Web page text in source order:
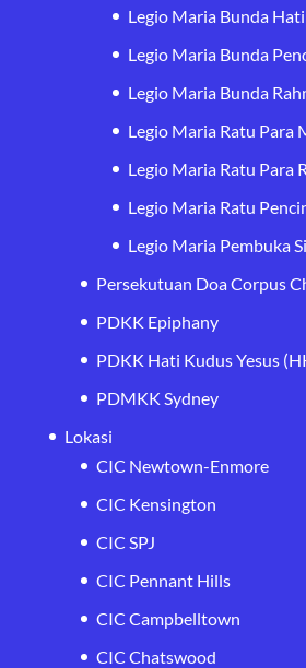
Legio Maria Bunda
Legio Maria Bunda
Legio Maria Bunda
Legio Maria Ratu Para
Legio Maria Ratu Para
Legio Maria Ratu
Legio Maria Pembuka
Persekutuan Doa Corpus
PDKK Epiphany
PDKK Hati Kudus Yesus
PDMKK Sydney
Lokasi
CIC Newtown-Enmore
CIC Kensington
CIC SPJ
CIC Pennant Hills
CIC Campbelltown
CIC Chatswood